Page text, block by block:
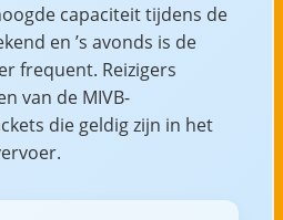
capaciteit tijdens de
en ’s avonds is de
frequent. Reizigers
van de MIVB-
die geldig zijn in het